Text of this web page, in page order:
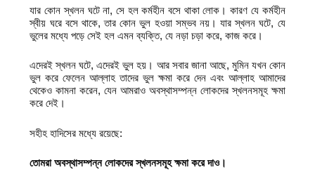
যার কোন স্খলন ঘটে না, সে হল কর্মহীন বসে থাকা লোক। কারণ যে কর্মহীন
স্বীয় ঘরে বসে থাকে, তার কোন ভুল হওয়া সম্ভব নয়। যার স্খলন ঘটে, যে
ভুলের মধ্যে পড়ে সেই হল এমন ব্যক্তি, যে নড়া চড়া করে, কাজ করে।
এদেরই স্খলন ঘটে, এদেরই ভুল হয়। আর সবার জানা আছে, মুমিন যখন কোন
ভুল করে ফেলেন আল্লাহ তাদের ভুল ক্ষমা করে দেন এবং আল্লাহ আমাদের
থেকেও কামনা করেন, যেন আমরাও অবস্থাসম্পন্ন লোকদের স্খলনসমূহ ক্ষমা
করে দেই।
সহীহ হাদিসের মধ্যে রয়েছে:
তোমরা অবস্থাসম্পন্ন লোকদের স্খলনসমূহ ক্ষমা করে দাও।